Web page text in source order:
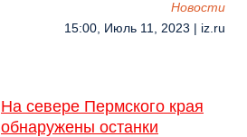
Новости
15:00, Июль 11, 2023 | iz.ru
На севере Пермского края
обнаружены останки